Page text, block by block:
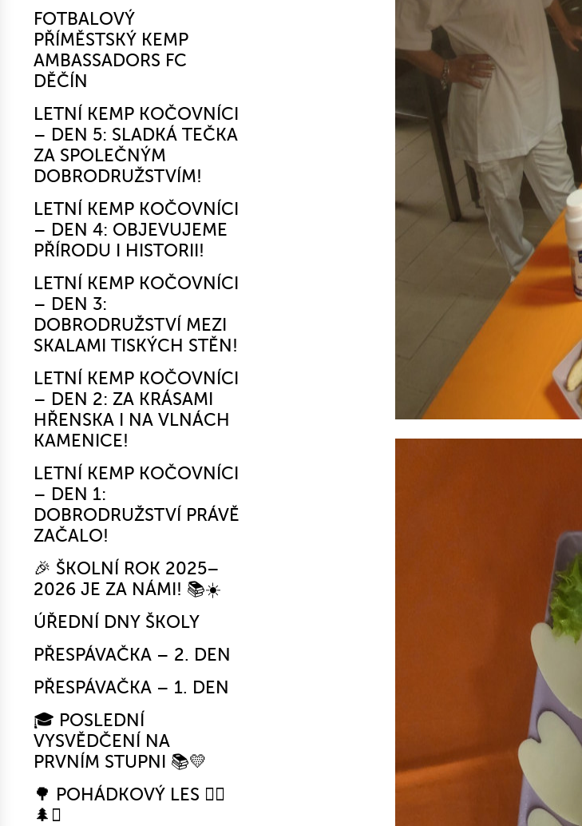
FOTBALOVÝ
PŘÍMĚSTSKÝ KEMP
AMBASSADORS FC
DĚČÍN
LETNÍ KEMP KOČOVNÍCI
– DEN 5: SLADKÁ TEČKA
ZA SPOLEČNÝM
DOBRODRUŽSTVÍM!
LETNÍ KEMP KOČOVNÍCI
– DEN 4: OBJEVUJEME
PŘÍRODU I HISTORII!
LETNÍ KEMP KOČOVNÍCI
– DEN 3:
DOBRODRUŽSTVÍ MEZI
SKALAMI TISKÝCH STĚN!
LETNÍ KEMP KOČOVNÍCI
– DEN 2: ZA KRÁSAMI
HŘENSKA I NA VLNÁCH
KAMENICE!
LETNÍ KEMP KOČOVNÍCI
– DEN 1:
DOBRODRUŽSTVÍ PRÁVĚ
ZAČALO!
🎉 ŠKOLNÍ ROK 2025–
2026 JE ZA NÁMI! 📚☀️
ÚŘEDNÍ DNY ŠKOLY
PŘESPÁVAČKA – 2. DEN
PŘESPÁVAČKA – 1. DEN
🎓 POSLEDNÍ
VYSVĚDČENÍ NA
PRVNÍM STUPNI 📚💛
🌳 POHÁDKOVÝ LES 🧚‍♀️
🌲✨